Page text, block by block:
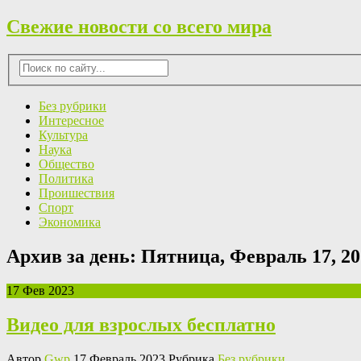
Свежие новости со всего мира
Без рубрики
Интересное
Культура
Наука
Общество
Политика
Проишествия
Спорт
Экономика
Архив за день: Пятница, Февраль 17,
17 Фев 2023
Видео для взрослых бесплатно